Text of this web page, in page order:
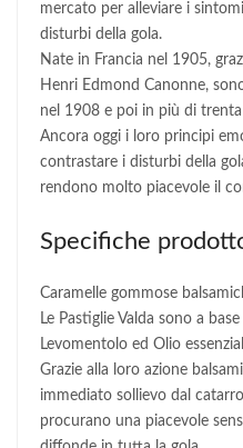
mercato per alleviare i
disturbi della gola.
Nate in Francia nel 1905,
Henri Edmond Canonne,
nel 1908 e poi in più di trenta
Ancora oggi i loro principi
contrastare i disturbi della
rendono molto piacevole il
Specifiche
Caramelle gommose
Le Pastiglie Valda sono a
Levomentolo ed Olio
Grazie alla loro azione
immediato sollievo dal
procurano una piacevole